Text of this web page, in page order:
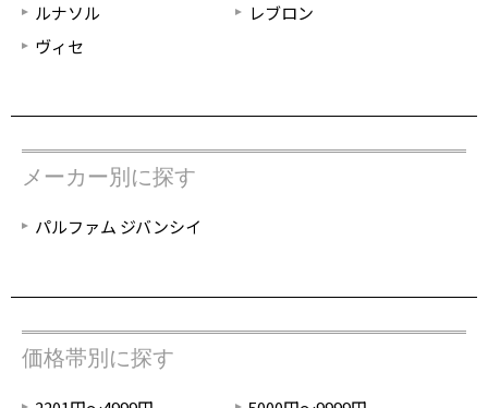
ルナソル
レブロン
ヴィセ
メーカー別に探す
パルファム ジバンシイ
価格帯別に探す